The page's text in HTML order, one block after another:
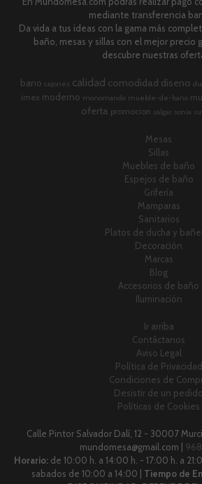
mediante transferencia
Da vida a tus ideas con la gama más
baño, mesas y sillas con el mejor precio
descubre nuestras
bano cajones calidad comodidad diseno
imex moderno monomando mueble-de-bano
oferta promocion salgar sonia
Mesas
Sillas
Muebles de baño
Espejos de baño
Grifería
Mamparas
Sanitarios
Platos de ducha y
Decoración
Marcas
Blog
Accesorios de baño
Iluminación
Ir arriba
Contáctanos
Aviso Legal
Política de Privacidad
Condiciones de
Desistir de un pedido
Políticas de Cookies
Calle Pintor Salvador Dalí, 12 - 30007
mundomesa@gmail.com |
Horario: de 10:00 h. a 14:00 h. - 17:00 h. a
sabados de 10:00 a 14:00 | Tiempo de